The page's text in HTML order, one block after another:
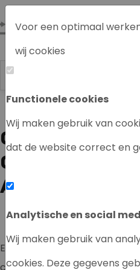
Voor een optimaal
wij cookies
Functionele cookies
Wij maken gebruik van
dat de website correct en
Analytische en social
Wij maken gebruik van
cookies. Deze gegevens
Labrecycling
GEBRUIKTE
APPARATUUR
Een laboratorium kan ervoor